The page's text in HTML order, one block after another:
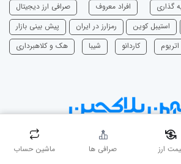
ارز صرافی ها ماشین حساب
گذاری افراد معروف
صرافی ارز دیجیتال
استیبل کوین رمزارز در ایران
پیش بینی بازار
اتریوم ‌کاردانو شیبا هک و کلاهبرداری
دست، بی‌نهایت برای میهن